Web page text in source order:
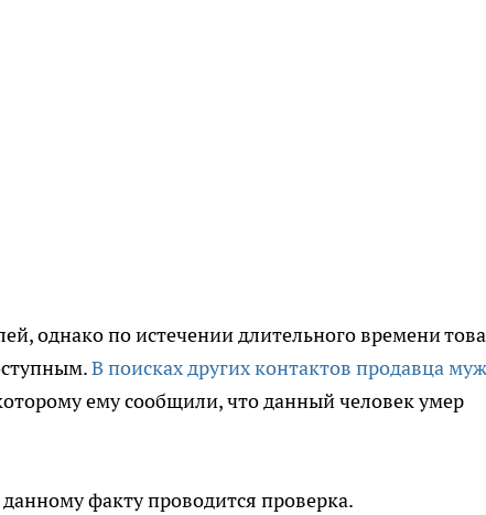
однако по истечении длительного времени
В поисках других контактов продавца
ему сообщили, что данный человек умер
факту проводится проверка.